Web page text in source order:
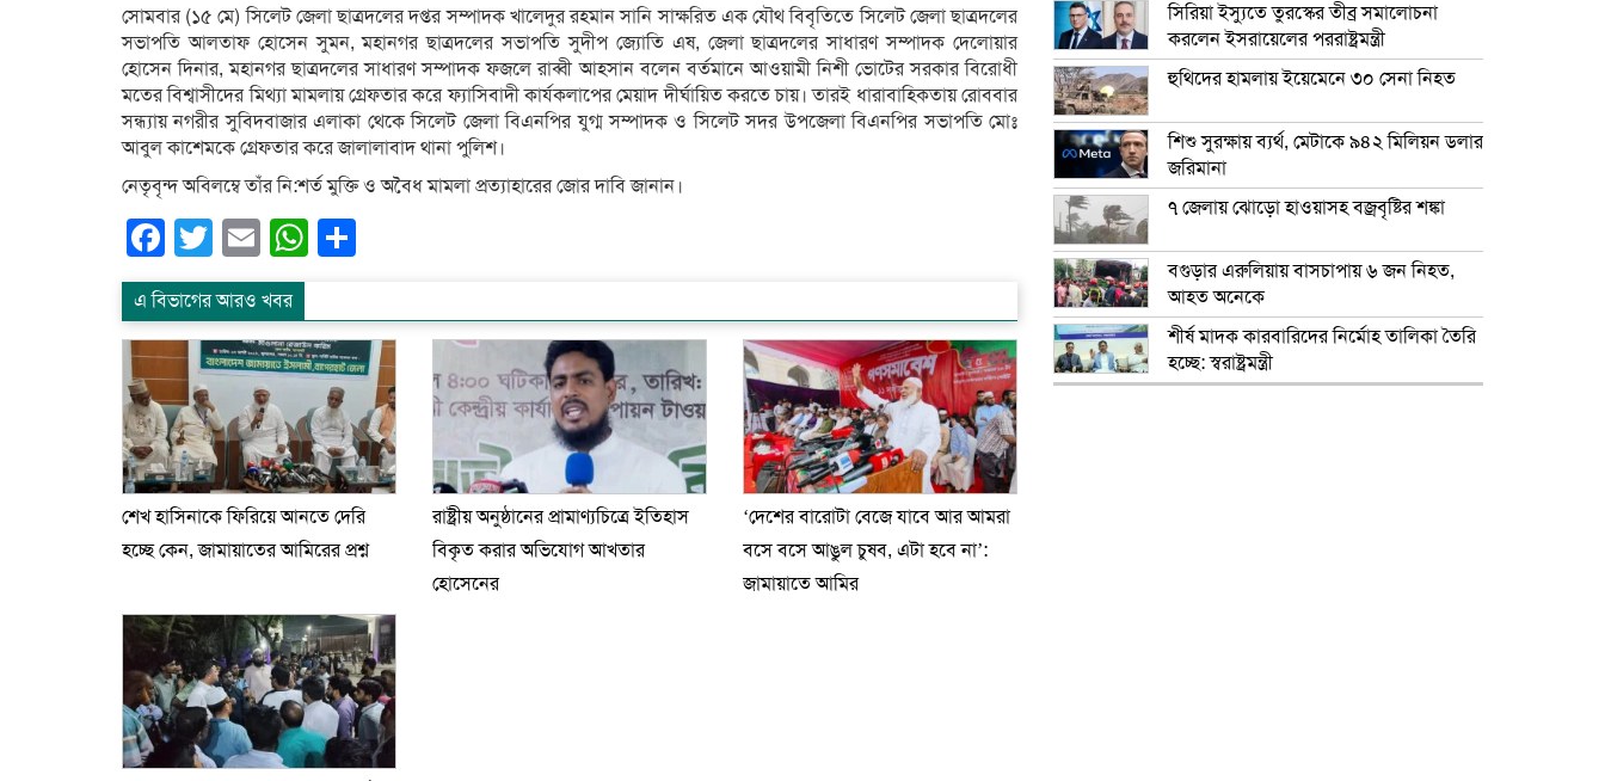
সোমবার (১৫ মে) সিলেট জেলা ছাত্রদলের দপ্তর সম্পাদক খালেদুর রহমান সানি সাক্ষরিত এক যৌথ বিবৃতিতে সিলেট জেলা ছাত্রদলের
সভাপতি আলতাফ হোসেন সুমন, মহানগর ছাত্রদলের সভাপতি সুদীপ জ্যোতি এষ, জেলা ছাত্রদলের সাধারণ সম্পাদক দেলোয়ার
হোসেন দিনার, মহানগর ছাত্রদলের সাধারণ সম্পাদক ফজলে রাব্বী আহসান বলেন বর্তমানে আওয়ামী নিশী ভোটের সরকার বিরোধী
মতের বিশ্বাসীদের মিথ্যা মামলায় গ্রেফতার করে ফ্যাসিবাদী কার্যকলাপের মেয়াদ দীর্ঘায়িত করতে চায়। তারই ধারাবাহিকতায় রোববার
সন্ধ্যায় নগরীর সুবিদবাজার এলাকা থেকে সিলেট জেলা বিএনপির যুগ্ম সম্পাদক ও সিলেট সদর উপজেলা বিএনপির সভাপতি মোঃ
আবুল কাশেমকে গ্রেফতার করে জালালাবাদ থানা পুলিশ।
নেতৃবৃন্দ অবিলম্বে তাঁর নি:শর্ত মুক্তি ও অবৈধ মামলা প্রত্যাহারের জোর দাবি জানান।
Facebook
Twitter
EmailWhatsApp
এ বিভাগের আরও খবর
শেখ হাসিনাকে ফিরিয়ে আনতে দেরি
হচ্ছে কেন, জামায়াতের আমিরের প্রশ্ন
রাষ্ট্রীয় অনুষ্ঠানের প্রামাণ্যচিত্রে ইতিহাস
বিকৃত করার অভিযোগ আখতার
হোসেনের
‘দেশের বারোটা বেজে যাবে আর আমরা
বসে বসে আঙুল চুষব, এটা হবে না’:
জামায়াতে আমির
সিরিয়া ইস্যুতে তুরস্কের তীব্র সমালোচনা
করলেন ইসরায়েলের পররাষ্ট্রমন্ত্রী
হুথিদের হামলায় ইয়েমেনে ৩০ সেনা নিহত
শিশু সুরক্ষায় ব্যর্থ, মেটাকে ৯৪২ মিলিয়ন ডলার
জরিমানা
৭ জেলায় ঝোড়ো হাওয়াসহ বজ্রবৃষ্টির শঙ্কা
বগুড়ার এরুলিয়ায় বাসচাপায় ৬ জন নিহত,
আহত অনেকে
শীর্ষ মাদক কারবারিদের নির্মোহ তালিকা তৈরি
হচ্ছে: স্বরাষ্ট্রমন্ত্রী